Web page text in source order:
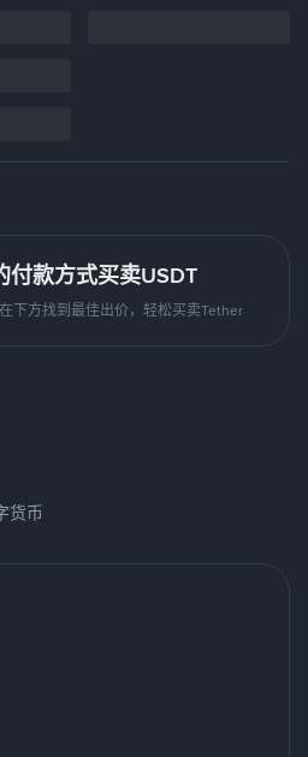
付款方式买卖USDT
下方找到最佳出价，轻松买卖Tether
货币